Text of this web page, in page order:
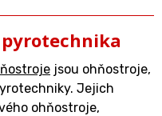
jsou ohňostroje,
Jejich
ohňostroje,